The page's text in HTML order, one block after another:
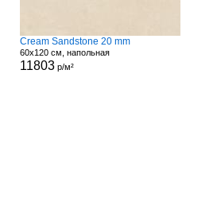
Cream Sandstone 20 mm
60x120 см, напольная
11803 р/м²